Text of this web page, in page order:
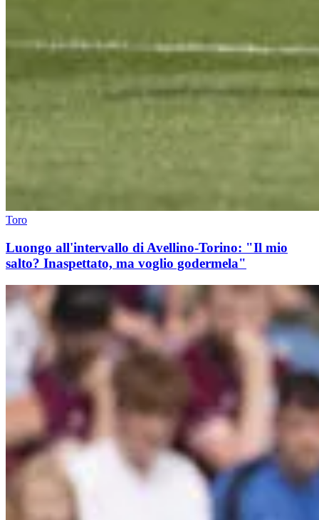
Toro
Luongo all'intervallo di Avellino-Torino: "Il mio
salto? Inaspettato, ma voglio godermela"